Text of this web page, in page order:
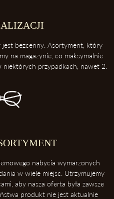
oraz kurzem.
porysowaniem.
samochodu. Soczewki
bezcenny. Asortyment, który
na magazynie, co maksymalnie
niektórych przypadkach, nawet 2.
nabycia wymarzonych
w wiele miejsc. Utrzymujemy
aby nasza oferta była zawsze
produkt nie jest aktualnie